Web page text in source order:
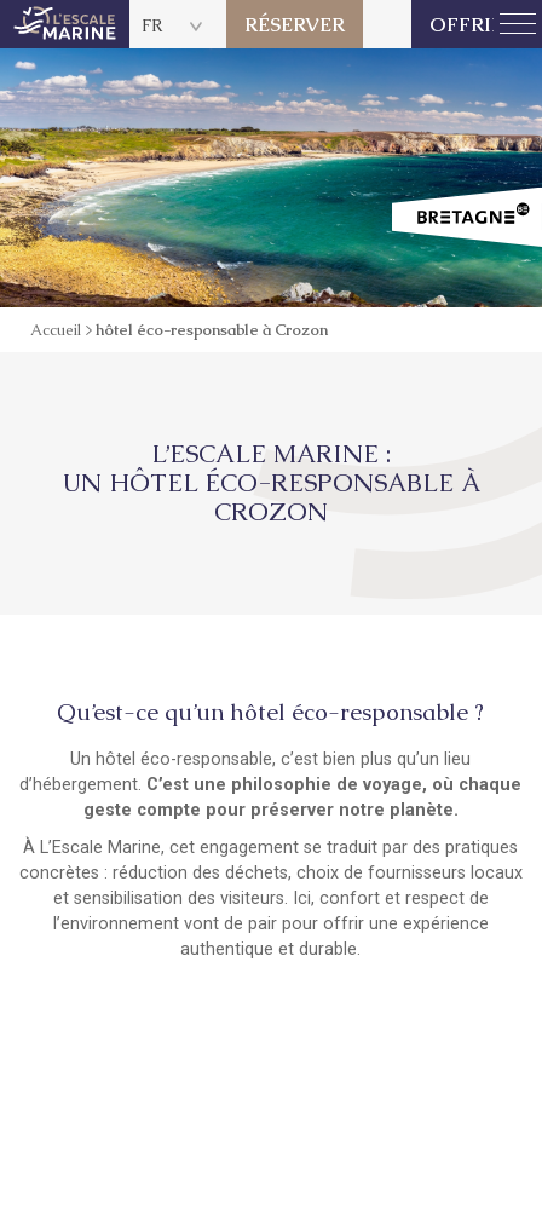
FR RÉSERVER OFFRIR
Accueil >hôtel éco-responsable à Crozon
L’ESCALE MARINE :
UN HÔTEL ÉCO-RESPONSABLE À
CROZON
Qu’est-ce qu’un hôtel éco-responsable ?
Un hôtel éco-responsable, c’est bien plus qu’un lieu
d’hébergement. C’est une philosophie de voyage, où chaque
geste compte pour préserver notre planète.
À L’Escale Marine, cet engagement se traduit par des pratiques
concrètes : réduction des déchets, choix de fournisseurs locaux
et sensibilisation des visiteurs. Ici, confort et respect de
l’environnement vont de pair pour offrir une expérience
authentique et durable.